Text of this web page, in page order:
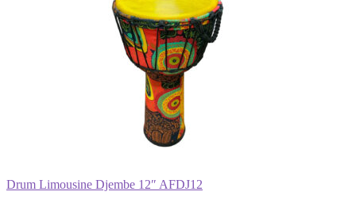
Drum Limousine Djembe 12″ AFDJ12